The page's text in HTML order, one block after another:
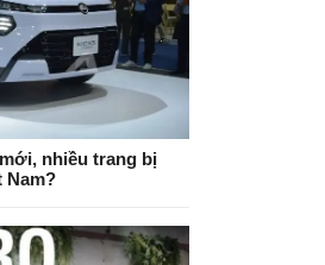
nhiều trang bị
Nam?